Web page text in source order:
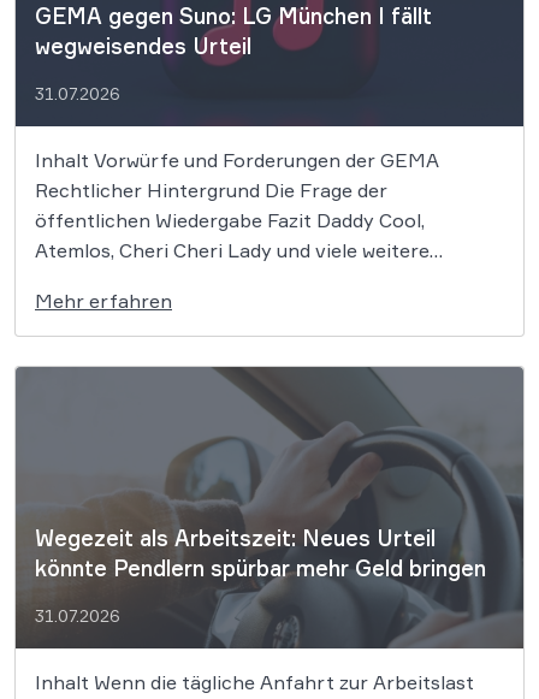
GEMA gegen Suno: LG München I fällt
wegweisendes Urteil
31.07.2026
Inhalt Vorwürfe und Forderungen der GEMA
Rechtlicher Hintergrund Die Frage der
öffentlichen Wiedergabe Fazit Daddy Cool,
Atemlos, Cheri Cheri Lady und viele weitere
bedeutenden Urheberrechtsprozesses werden. Die
GEMA klagt gegen das KI-Unternehmen Suno und
will die Rechte ihrer Mitglieder verteidigen. Dem
Mehr erfahren
Wegezeit als Arbeitszeit: Neues Urteil
könnte Pendlern spürbar mehr Geld bringen
31.07.2026
Inhalt Wenn die tägliche Anfahrt zur Arbeitslast